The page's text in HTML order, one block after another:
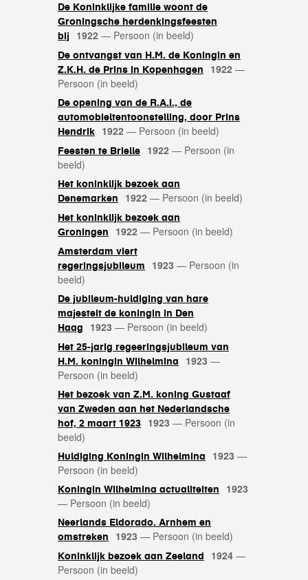
De Koninklijke familie woont de
Groningsche herdenkingsfeesten
bij
1922 — Persoon (in beeld)
De ontvangst van H.M. de Koningin en
Z.K.H. de Prins in Kopenhagen
1922 —
Persoon (in beeld)
De opening van de R.A.I., de
automobieltentoonstelling, door Prins
Hendrik
1922 — Persoon (in beeld)
Feesten te Brielle 1922 — Persoon (in
beeld)
Het koninklijk bezoek aan
Denemarken
1922 — Persoon (in beeld)
Het koninklijk bezoek aan
Groningen
1922 — Persoon (in beeld)
Amsterdam viert
regeringsjubileum
1923 — Persoon (in
beeld)
De jubileum-huldiging van hare
majesteit de koningin in Den
Haag
1923 — Persoon (in beeld)
Het 25-jarig regeeringsjubileum van
H.M. koningin Wilhelmina
1923 —
Persoon (in beeld)
Het bezoek van Z.M. koning Gustaaf
van Zweden aan het Nederlandsche
hof, 2 maart 1923
1923 — Persoon (in
beeld)
Huldiging Koningin Wilhelmina 1923 —
Persoon (in beeld)
Koningin Wilhelmina actualiteiten
1923
— Persoon (in beeld)
Neerlands Eldorado. Arnhem en
omstreken
1923 — Persoon (in beeld)
Koninklijk bezoek aan Zeeland 1924 —
Persoon (in beeld)